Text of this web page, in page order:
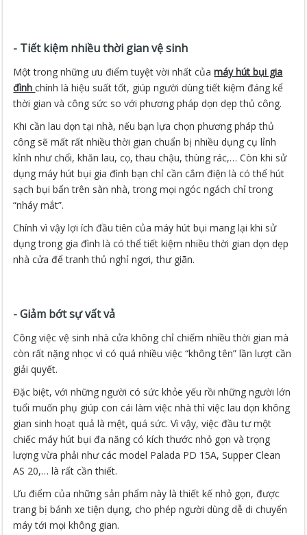
- Tiết kiệm nhiều thời gian vệ sinh
Một trong những ưu điểm tuyệt vời nhất củamáy hút bụi gia
đìnhchính là hiệu suất tốt, giúp người dùng tiết kiệm đáng kể
thời gian và công sức so với phương pháp dọn dẹp thủ công.
Khi cần lau dọn tại nhà, nếu bạn lựa chọn phương pháp thủ
công sẽ mất rất nhiều thời gian chuẩn bị nhiều dụng cụ lỉnh
kỉnh như chổi, khăn lau, cọ, thau chậu, thùng rác,… Còn khi sử
dụng máy hút bụi gia đình bạn chỉ cần cắm điện là có thể hút
sạch bụi bẩn trên sàn nhà, trong mọi ngóc ngách chỉ trong
“nháy mắt”.
Chính vì vậy lợi ích đầu tiên của máy hút bụi mang lại khi sử
dụng trong gia đình là có thể tiết kiệm nhiều thời gian dọn dẹp
nhà cửa để tranh thủ nghỉ ngơi, thư giãn.
- Giảm bớt sự vất vả
Công việc vệ sinh nhà cửa không chỉ chiếm nhiều thời gian mà
còn rất nặng nhọc vì có quá nhiều việc “không tên” lần lượt cần
giải quyết.
Đặc biệt, với những người có sức khỏe yếu rồi những người lớn
tuổi muốn phụ giúp con cái làm việc nhà thì việc lau dọn không
gian sinh hoạt quả là mệt, quá sức. Vì vậy, việc đầu tư một
chiếc máy hút bụi đa năng có kích thước nhỏ gọn và trọng
lượng vừa phải như các model Palada PD 15A, Supper Clean
AS 20,… là rất cần thiết.
Ưu điểm của những sản phẩm này là thiết kế nhỏ gọn, được
trang bị bánh xe tiện dụng, cho phép người dùng dễ di chuyển
máy tới mọi không gian.